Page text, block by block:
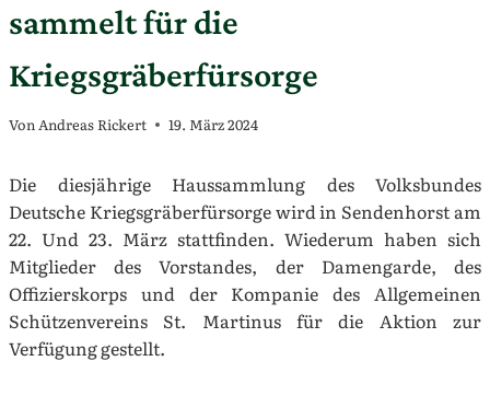
sammelt für die
Kriegsgräberfürsorge
VonAndreas Rickert 19. März 2024
Die diesjährige Haussammlung des Volksbundes
Deutsche Kriegsgräberfürsorge wird in Sendenhorst am
22. Und 23. März stattfinden. Wiederum haben sich
Mitglieder des Vorstandes, der Damengarde, des
Offizierskorps und der Kompanie des Allgemeinen
Schützenvereins St. Martinus für die Aktion zur
Verfügung gestellt.